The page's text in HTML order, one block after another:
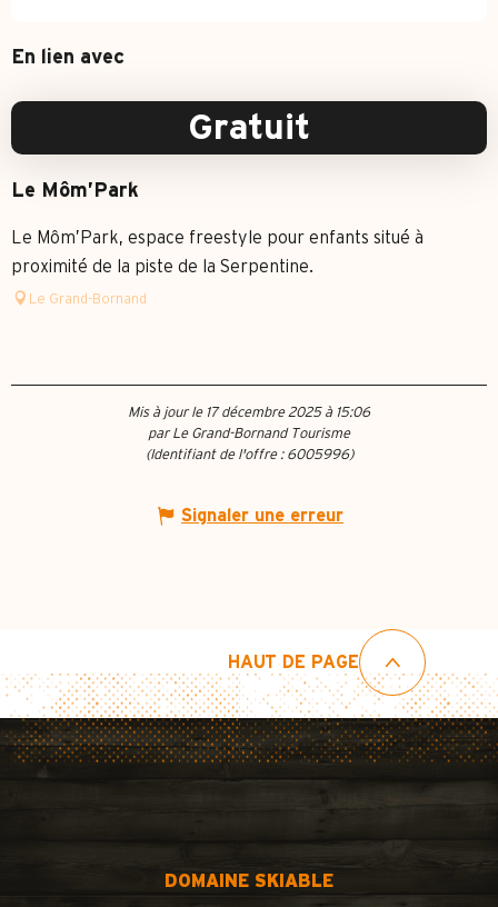
En lien avec
Gratuit
Le Môm’Park
Le Môm’Park, espace freestyle pour enfants situé à
proximité de la piste de la Serpentine.
Le Grand-Bornand
Mis à jour le 17 décembre 2025 à 15:06
par Le Grand-Bornand Tourisme
(Identifiant de l'offre : 6005996)
Signaler une erreur
HAUT DE PAGE
DOMAINE SKIABLE